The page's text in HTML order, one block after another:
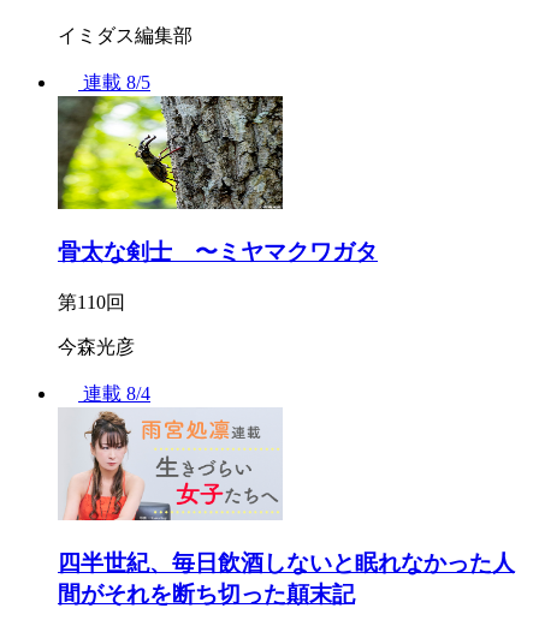
イミダス編集部
連載 8/5
骨太な剣士 〜ミヤマクワガタ
第110回
今森光彦
連載 8/4
四半世紀、毎日飲酒しないと眠れなかった人
間がそれを断ち切った顛末記